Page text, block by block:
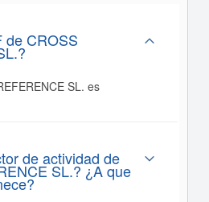
de CROSS
SL. es
de actividad de
SL.? ¿A que